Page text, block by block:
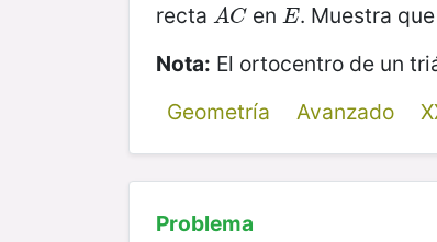
recta AC
AC en E
E . Muestra
Nota: El ortocentro de un
Geometría
Avanzado
Problema